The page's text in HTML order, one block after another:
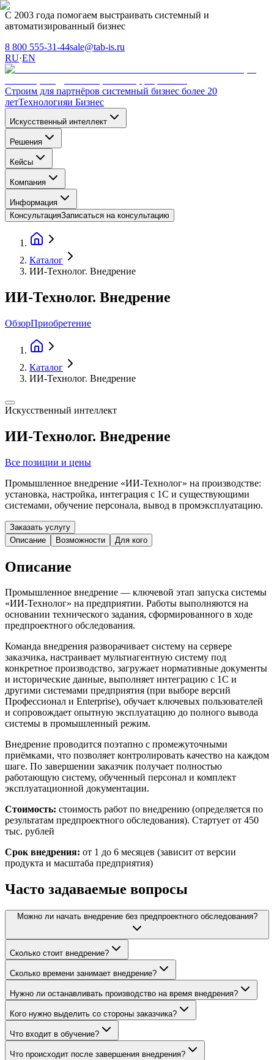
С 2003 года помогаем выстраивать системный и
автоматизированный бизнес
8 800 555-31-44sale@tab-is.ru
RU·EN
Строим для партнёров системный бизнес более 20
летТехнологияи Бизнес
Искусственный интеллект
Решения
Кейсы
Компания
Информация
КонсультацияЗаписаться на консультацию
Каталог
ИИ-Технолог. Внедрение
ИИ-Технолог. Внедрение
ОбзорПриобретение
Каталог
ИИ-Технолог. Внедрение
Искусственный интеллект
ИИ-Технолог. Внедрение
Все позиции и цены
Промышленное внедрение «ИИ-Технолог» на производстве:
установка, настройка, интеграция с 1С и существующими
системами, обучение персонала, вывод в промэксплуатацию.
Заказать услугу
Описание
Возможности Для кого
Описание
Промышленное внедрение — ключевой этап запуска системы
«ИИ-Технолог» на предприятии. Работы выполняются на
основании технического задания, сформированного в ходе
предпроектного обследования.
Команда внедрения разворачивает систему на сервере
заказчика, настраивает мультиагентную систему под
конкретное производство, загружает нормативные документы
и исторические данные, выполняет интеграцию с 1С и
другими системами предприятия (при выборе версий
Профессионал и Enterprise), обучает ключевых пользователей
и сопровождает опытную эксплуатацию до полного вывода
системы в промышленный режим.
Внедрение проводится поэтапно с промежуточными
приёмками, что позволяет контролировать качество на каждом
шаге. По завершении заказчик получает полностью
работающую систему, обученный персонал и комплект
эксплуатационной документации.
Стоимость: стоимость работ по внедрению (определяется по
результатам предпроектного обследования). Стартует от 450
тыс. рублей
Срок внедрения: от 1 до 6 месяцев (зависит от версии
продукта и масштаба предприятия)
Часто задаваемые вопросы
Можно ли начать внедрение без предпроектного обследования?
Сколько стоит внедрение?
Сколько времени занимает внедрение?
Нужно ли останавливать производство на время внедрения?
Кого нужно выделить со стороны заказчика?
Что входит в обучение?
Что происходит после завершения внедрения?